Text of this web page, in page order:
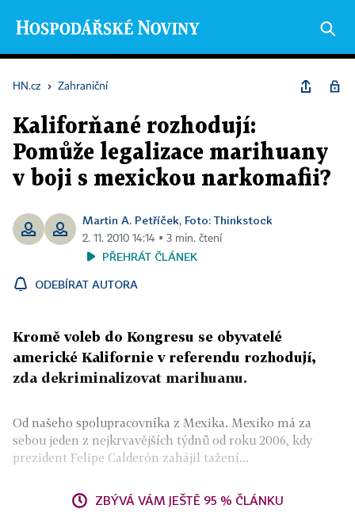
HN.cz › Zahraniční
Kaliforňané rozhodují:
Pomůže legalizace marihuany
v boji s mexickou narkomafii?
Martin A. Petříček, Foto: Thinkstock
2. 11. 2010 14:14 ▪ 3 min. čtení
PŘEHRÁT ČLÁNEK
ODEBÍRAT AUTORA
Kromě voleb do Kongresu se obyvatelé
americké Kalifornie v referendu rozhodují,
zda dekriminalizovat marihuanu.
Od našeho spolupracovníka z Mexika. Mexiko má za
sebou jeden z nejkrvavějších týdnů od roku 2006, kdy
prezident Felipe Calderón zahájil tažení...
ZBÝVÁ VÁM JEŠTĚ 95 % ČLÁNKU